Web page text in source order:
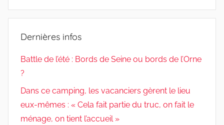
Dernières infos
Battle de l’été : Bords de Seine ou bords de l’Orne
?
Dans ce camping, les vacanciers gèrent le lieu
eux-mêmes : « Cela fait partie du truc, on fait le
ménage, on tient l’accueil »